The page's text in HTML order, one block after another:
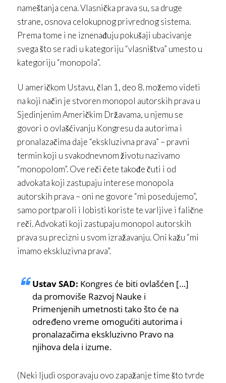
nameštanja cena. Vlasnička prava su, sa druge
strane, osnova celokupnog privrednog sistema.
Prema tome i ne iznenađuju pokušaji ubacivanje
svega što se radi u kategoriju “vlasništva” umesto u
kategoriju “monopola”.
U američkom Ustavu, član 1, deo 8. možemo videti
na koji način je stvoren monopol autorskih prava u
Sjedinjenim Američkim Državama, u njemu se
govori o ovlašćivanju Kongresu da autorima i
pronalazačima daje “ekskluzivna prava” – pravni
termin koji u svakodnevnom životu nazivamo
“monopolom”. Ove reči ćete takođe čuti i od
advokata koji zastupaju interese monopola
autorskih prava – oni ne govore “mi posedujemo”,
samo portparoli i lobisti koriste te varljive i falične
reči. Advokati koji zastupaju monopol autorskih
prava su precizni u svom izražavanju. Oni kažu “mi
imamo ekskluzivna prava”.
Ustav SAD: Kongres će biti ovlašćen […]
da promoviše Razvoj Nauke i
Primenjenih umetnosti tako što će na
određeno vreme omogućiti autorima i
pronalazačima ekskluzivno Pravo na
njihova dela i izume.
(Neki ljudi osporavaju ovo zapažanje time što tvrde